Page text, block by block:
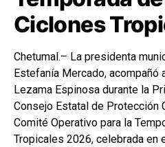
Ciclones
Chetumal.– La presidenta
Estefanía Mercado, acompañó
Lezama Espinosa durante la
Consejo Estatal de Protección
Comité Operativo para la
Tropicales 2026, celebrada en